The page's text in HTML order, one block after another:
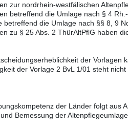
zur nordrhein-westfälischen
betreffend die Umlage nach § 4
betreffend die Umlage nach §§ 8, 9
zu § 25 Abs. 2 ThürAltPflG haben
der Vorlagen
der Vorlage 2 BvL 1/01 steht nicht
der Länder folgt aus
Bemessung der